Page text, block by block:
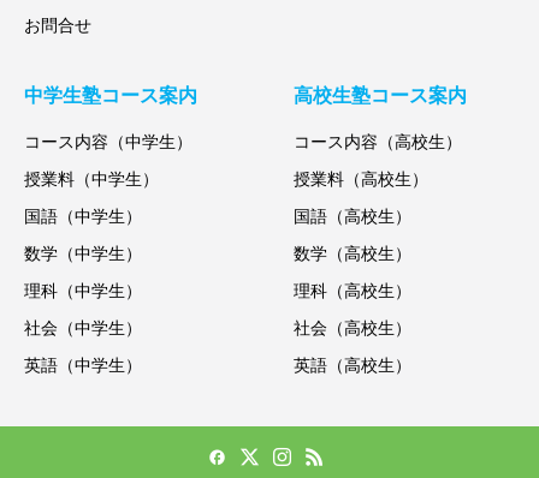
お問合せ
中学生塾コース案内
コース内容（中学生）
授業料（中学生）
国語（中学生）
数学（中学生）
理科（中学生）
社会（中学生）
英語（中学生）
高校生塾コース案内
コース内容（高校生）
授業料（高校生）
国語（高校生）
数学（高校生）
理科（高校生）
社会（高校生）
英語（高校生）